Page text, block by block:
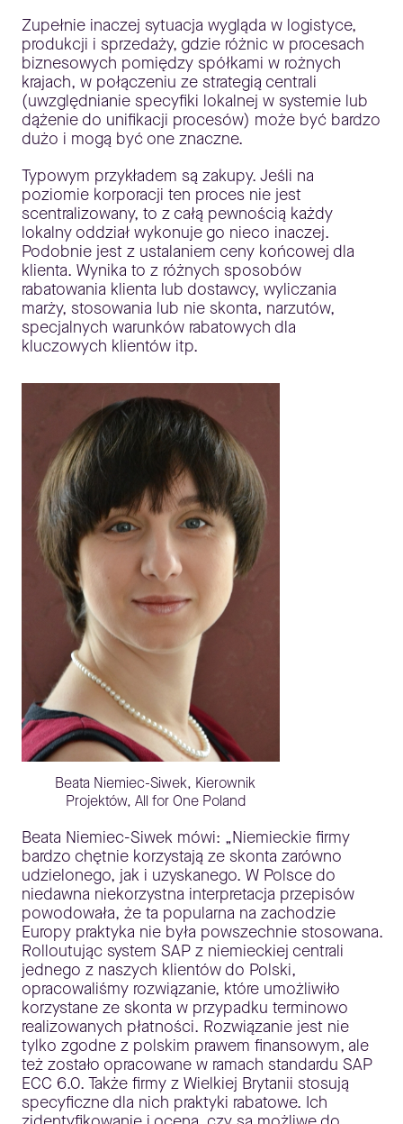
Zupełnie inaczej sytuacja wygląda w logistyce,
produkcji i sprzedaży, gdzie różnic w procesach
biznesowych pomiędzy spółkami w rożnych
krajach, w połączeniu ze strategią centrali
(uwzględnianie specyfiki lokalnej w systemie lub
dążenie do unifikacji procesów) może być bardzo
dużo i mogą być one znaczne.
Typowym przykładem są zakupy. Jeśli na
poziomie korporacji ten proces nie jest
scentralizowany, to z całą pewnością każdy
lokalny oddział wykonuje go nieco inaczej.
Podobnie jest z ustalaniem ceny końcowej dla
klienta. Wynika to z różnych sposobów
rabatowania klienta lub dostawcy, wyliczania
marży, stosowania lub nie skonta, narzutów,
specjalnych warunków rabatowych dla
kluczowych klientów itp.
Beata Niemiec-Siwek, Kierownik
Projektów, All for One Poland
Beata Niemiec-Siwek mówi: „Niemieckie firmy
bardzo chętnie korzystają ze skonta zarówno
udzielonego, jak i uzyskanego. W Polsce do
niedawna niekorzystna interpretacja przepisów
powodowała, że ta popularna na zachodzie
Europy praktyka nie była powszechnie stosowana.
Rolloutując system SAP z niemieckiej centrali
jednego z naszych klientów do Polski,
opracowaliśmy rozwiązanie, które umożliwiło
korzystane ze skonta w przypadku terminowo
realizowanych płatności. Rozwiązanie jest nie
tylko zgodne z polskim prawem finansowym, ale
też zostało opracowane w ramach standardu SAP
ECC 6.0. Także firmy z Wielkiej Brytanii stosują
specyficzne dla nich praktyki rabatowe. Ich